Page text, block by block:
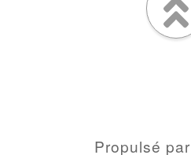
Propulsé par